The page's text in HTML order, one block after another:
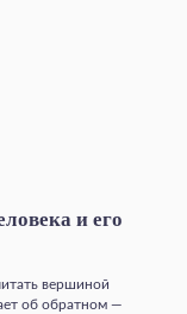
и его
вершиной
об обратном —